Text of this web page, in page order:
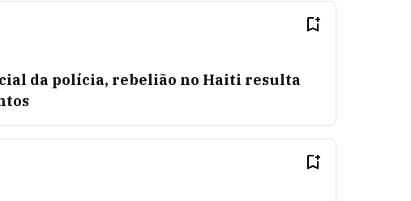
da polícia, rebelião no Haiti resulta